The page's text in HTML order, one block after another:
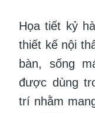
Họa tiết kỷ
thiết kế nội
bàn, sống
được dùng
trí nhằm